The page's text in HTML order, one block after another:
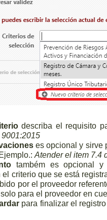
describa el requisito
es opcional y sirve
Atender el item 7.4
também es opcional y
criterio que se está
por el proveedor
para el proveedor en
para